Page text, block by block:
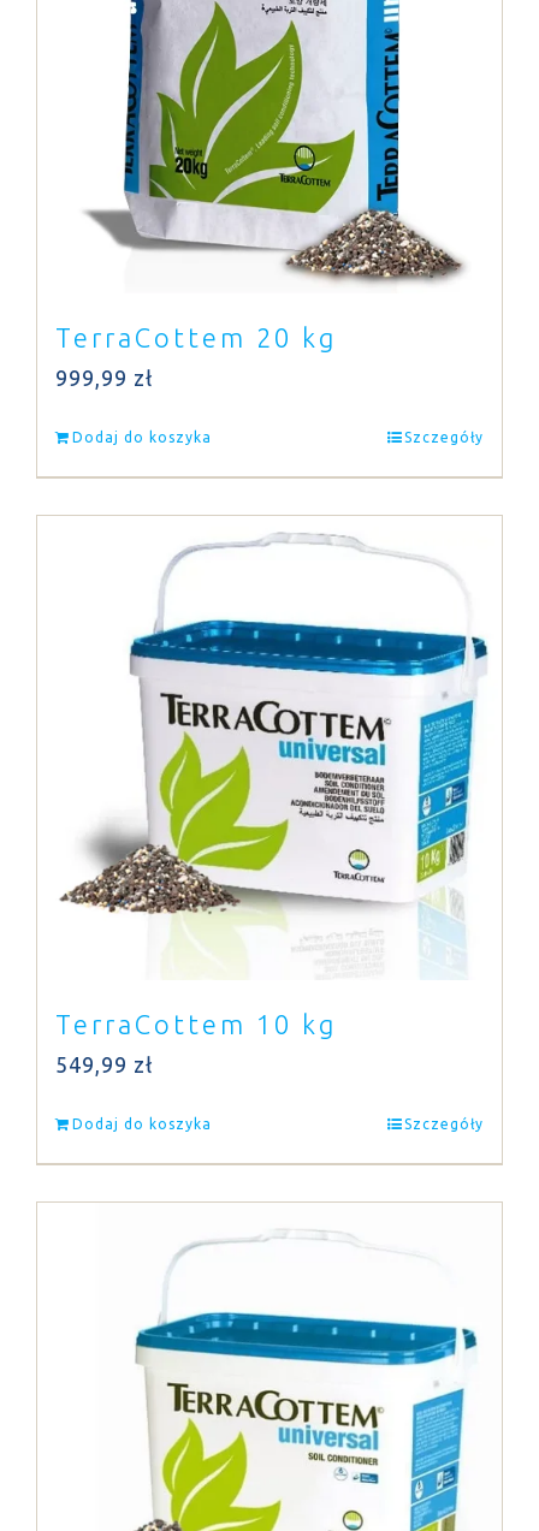
TerraCottem 20 kg
999,99 zł
Dodaj do koszyka Szczegóły
TerraCottem 10 kg
549,99 zł
Dodaj do koszyka Szczegóły